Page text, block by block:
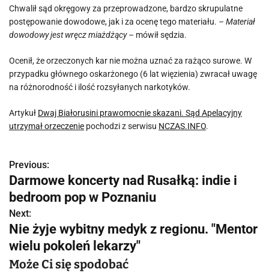
Chwalił sąd okręgowy za przeprowadzone, bardzo skrupulatne
postępowanie dowodowe, jak i za ocenę tego materiału. – Materiał
dowodowy jest wręcz miażdżący – mówił sędzia.
Ocenił, że orzeczonych kar nie można uznać za rażąco surowe. W
przypadku głównego oskarżonego (6 lat więzienia) zwracał uwagę
na różnorodność i ilość rozsyłanych narkotyków.
Artykuł Dwaj Białorusini prawomocnie skazani. Sąd Apelacyjny
utrzymał orzeczenie pochodzi z serwisu NCZAS.INFO.
N
a
w
i
g
Previous:
Darmowe koncerty nad Rusałką: indie i
bedroom pop w Poznaniu
Next:
Nie żyje wybitny medyk z regionu. "Mentor
wielu pokoleń lekarzy"
Może Ci się spodobać